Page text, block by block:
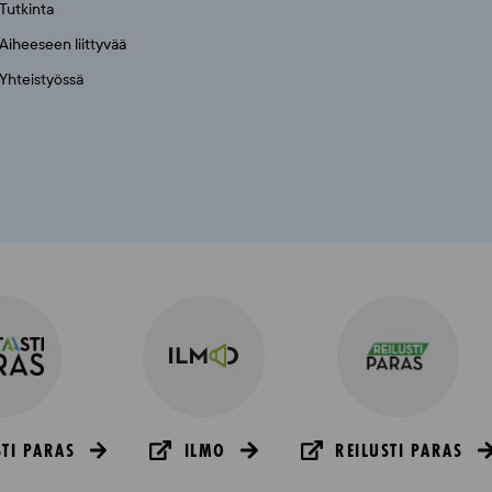
Tutkinta
Aiheeseen liittyvää
Yhteistyössä
PARAS ILMO REILUSTI PARAS